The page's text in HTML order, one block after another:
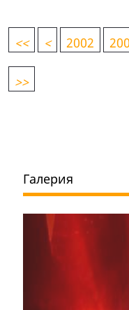
<< < 2002
>>
Галерия